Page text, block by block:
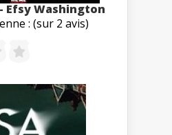
Efsy Washington
: (sur 2 avis)